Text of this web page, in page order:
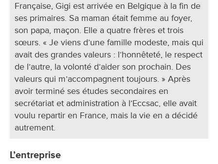
Française, Gigi est arrivée en Belgique à la fin de
ses primaires. Sa maman était femme au foyer,
son papa, maçon. Elle a quatre frères et trois
sœurs. « Je viens d’une famille modeste, mais qui
avait des grandes valeurs : l’honnêteté, le respect
de l’autre, la volonté d’aider son prochain. Des
valeurs qui m’accompagnent toujours. » Après
avoir terminé ses études secondaires en
secrétariat et administration à l’Eccsac, elle avait
voulu repartir en France, mais la vie en a décidé
autrement.
L’entreprise